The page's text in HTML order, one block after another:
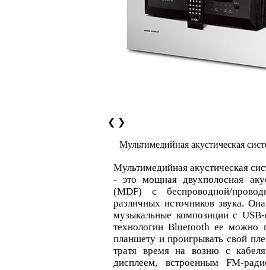
❮ ❯
Мультимедийная акустическая
Мультимедийная акустическая
- это мощная двухполосная
(MDF) с беспроводной/
различных источников звука.
музыкальные композиции с
технологии Bluetooth ее можно
планшету и проигрывать свой
тратя время на возню с
дисплеем, встроенным FM-